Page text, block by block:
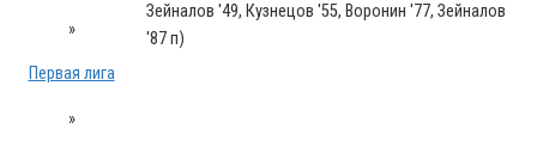
»
Первая лига
»
Зейналов '49, Кузнецов '55, Воронин '77, Зейналов
'87 п)